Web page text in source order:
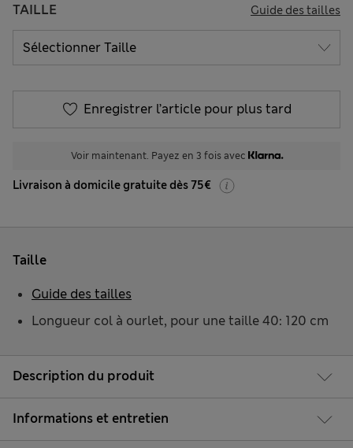
TAILLE Guide des tailles
Enregistrer l’article pour plus tard
Voir maintenant. Payez en 3 fois avec
Livraison à domicile gratuite dès 75€
Description du produit
Informations et entretien
Taille
Longueur col à ourlet, pour une taille 40: 120 cm
Guide des tailles